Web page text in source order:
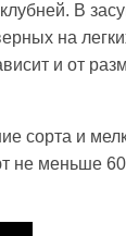
В
на
и от
сорта и
не меньше